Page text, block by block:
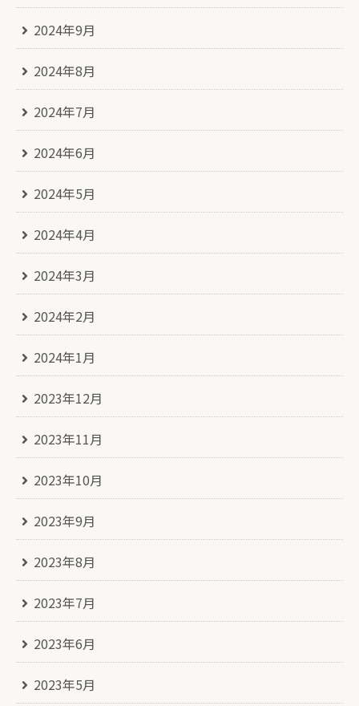
2024年9月
2024年8月
2024年7月
2024年6月
2024年5月
2024年4月
2024年3月
2024年2月
2024年1月
2023年12月
2023年11月
2023年10月
2023年9月
2023年8月
2023年7月
2023年6月
2023年5月